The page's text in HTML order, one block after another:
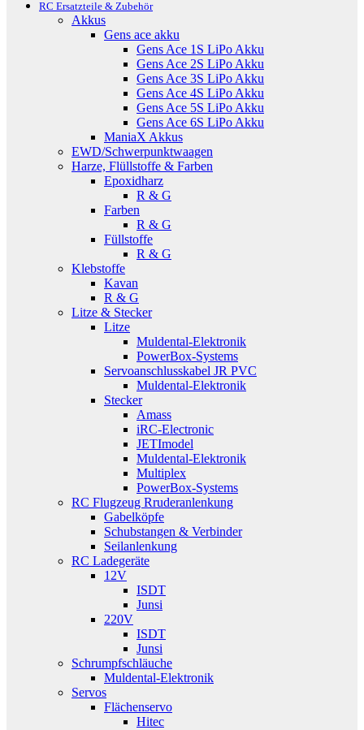
RC Ersatzteile & Zubehör
Akkus
Gens ace akku
Gens Ace 1S LiPo Akku
Gens Ace 2S LiPo Akku
Gens Ace 3S LiPo Akku
Gens Ace 4S LiPo Akku
Gens Ace 5S LiPo Akku
Gens Ace 6S LiPo Akku
ManiaX Akkus
EWD/Schwerpunktwaagen
Harze, Flüllstoffe & Farben
Epoxidharz
R & G
Farben
R & G
Füllstoffe
R & G
Klebstoffe
Kavan
R & G
Litze & Stecker
Litze
Muldental-Elektronik
PowerBox-Systems
Servoanschlusskabel JR PVC
Muldental-Elektronik
Stecker
Amass
iRC-Electronic
JETImodel
Muldental-Elektronik
Multiplex
PowerBox-Systems
RC Flugzeug Rruderanlenkung
Gabelköpfe
Schubstangen & Verbinder
Seilanlenkung
RC Ladegeräte
12V
ISDT
Junsi
220V
ISDT
Junsi
Schrumpfschläuche
Muldental-Elektronik
Servos
Flächenservo
Hitec